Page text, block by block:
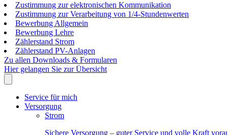
Zustimmung zur elektronischen Kommunikation
Zustimmung zur Verarbeitung von 1/4-Stundenwerten
Bewerbung Allgemein
Bewerbung Lehre
Zählerstand Strom
Zählerstand PV-Anlagen
Zu allen Downloads & Formularen
Hier gelangen Sie zur Übersicht
Service für mich
Versorgung
Strom
Sichere Versorgung – guter Service und volle Kraft